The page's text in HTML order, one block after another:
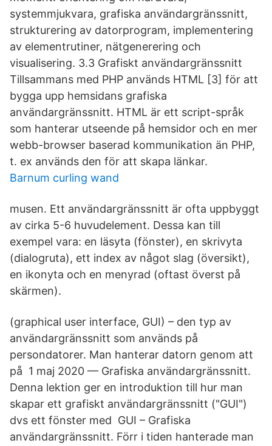
systemmjukvara, grafiska användargränssnitt,
strukturering av datorprogram, implementering
av elementrutiner, nätgenerering och
visualisering. 3.3 Grafiskt användargränssnitt
Tillsammans med PHP används HTML [3] för att
bygga upp hemsidans grafiska
användargränssnitt. HTML är ett script-språk
som hanterar utseende på hemsidor och en mer
webb-browser baserad kommunikation än PHP,
t. ex används den för att skapa länkar.
Barnum curling wand
musen. Ett användargränssnitt är ofta uppbyggt
av cirka 5-6 huvudelement. Dessa kan till
exempel vara: en läsyta (fönster), en skrivyta
(dialogruta), ett index av något slag (översikt),
en ikonyta och en menyrad (oftast överst på
skärmen).
(graphical user interface, GUI) – den typ av
användargränssnitt som används på
persondatorer. Man hanterar datorn genom att
på 1 maj 2020 — Grafiska användargränssnitt.
Denna lektion ger en introduktion till hur man
skapar ett grafiskt användargränssnitt ("GUI")
dvs ett fönster med GUI – Grafiska
användargränssnitt. Förr i tiden hanterade man